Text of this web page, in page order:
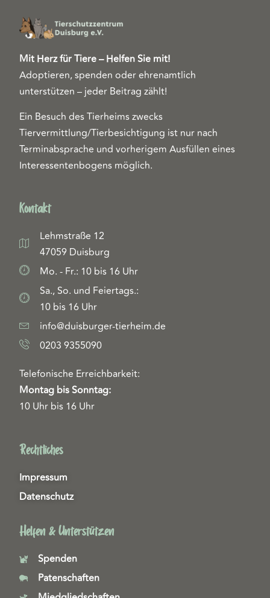
Mit Herz für Tiere – Helfen Sie mit!
Adoptieren, spenden oder ehrenamtlich
unterstützen – jeder Beitrag zählt!
Ein Besuch des Tierheims zwecks
Tiervermittlung/Tierbesichtigung ist nur nach
Terminabsprache und vorherigem Ausfüllen eines
Interessentenbogens möglich.
Kontakt
Lehmstraße 12
47059 Duisburg
Mo. - Fr.: 10 bis 16 Uhr
Sa., So. und Feiertags.:
10 bis 16 Uhr
info@duisburger-tierheim.de
0203 9355090
Telefonische Erreichbarkeit:
Montag bis Sonntag:
10 Uhr bis 16 Uhr
Rechtliches
Impressum
Datenschutz
Helfen & Unterstützen
Spenden
Patenschaften